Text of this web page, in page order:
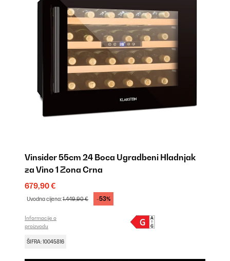
Vinsider 55cm 24 Boca Ugradbeni Hladnjak
za Vino 1 Zona Crna
679,90 €
Uvodna cijena:1.449,90 € -53%
Informacije o
proizvodu
ŠIFRA: 10045816